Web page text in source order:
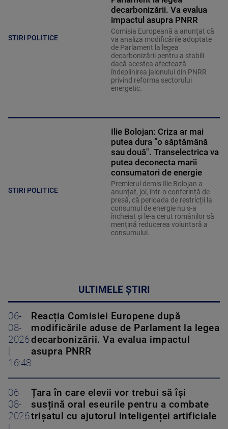
STIRI POLITICE
decarbonizării. Va evalua
impactul asupra PNRR
Comisia Europeană a anunțat că
va analiza modificările adoptate
de Parlament la legea
decarbonizării pentru a stabili
dacă acestea afectează
îndeplinirea jalonului din PNRR
privind reforma sectorului
energetic.
STIRI POLITICE
Ilie Bolojan: Criza ar mai
putea dura ”o săptămână
sau două". Transelectrica va
putea deconecta marii
consumatori de energie
Premierul demis Ilie Bolojan a
anunțat, joi, într-o conferință de
presă, că perioada de restricții la
consumul de energie nu s-a
încheiat și le-a cerut românilor să
mențină reducerea voluntară a
consumului.
ULTIMELE ȘTIRI
06-
08-
2026
16:48
Reacția Comisiei Europene după
modificările aduse de Parlament la legea
decarbonizării. Va evalua impactul
asupra PNRR
06-
08-
2026
Țara în care elevii vor trebui să își
susțină oral eseurile pentru a combate
trișatul cu ajutorul inteligenței artificiale